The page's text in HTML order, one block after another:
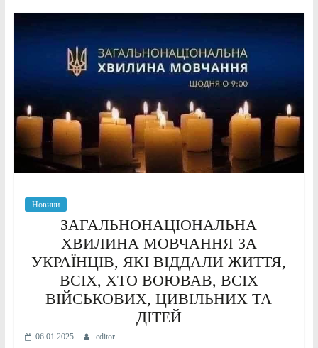
Новини
ЗАГАЛЬНОНАЦІОНАЛЬНА
ХВИЛИНА МОВЧАННЯ ЗА
УКРАЇНЦІВ, ЯКІ ВІДДАЛИ ЖИТТЯ,
ВСІХ, ХТО ВОЮВАВ, ВСІХ
ВІЙСЬКОВИХ, ЦИВІЛЬНИХ ТА
ДІТЕЙ
06.01.2025 editor